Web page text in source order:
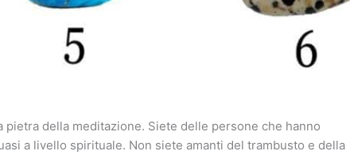
pietra della meditazione. Siete delle persone che hanno
a livello spirituale. Non siete amanti del trambusto e della